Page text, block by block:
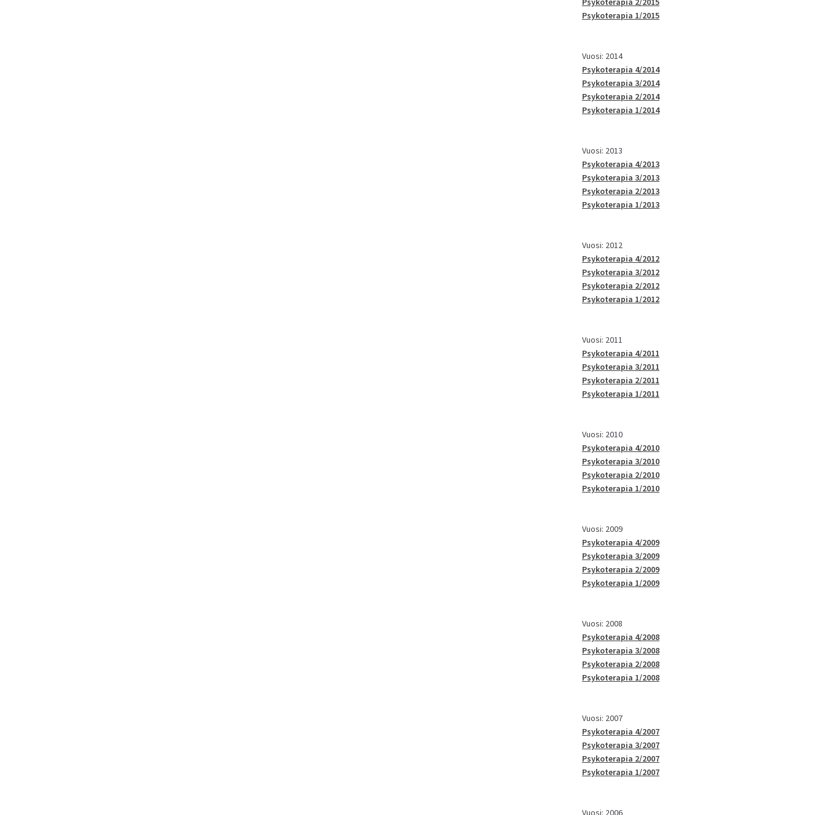
Psykoterapia 1/2015
Vuosi: 2014
Psykoterapia 4/2014
Psykoterapia 3/2014
Psykoterapia 2/2014
Psykoterapia 1/2014
Vuosi: 2013
Psykoterapia 4/2013
Psykoterapia 3/2013
Psykoterapia 2/2013
Psykoterapia 1/2013
Vuosi: 2012
Psykoterapia 4/2012
Psykoterapia 3/2012
Psykoterapia 2/2012
Psykoterapia 1/2012
Vuosi: 2011
Psykoterapia 4/2011
Psykoterapia 3/2011
Psykoterapia 2/2011
Psykoterapia 1/2011
Vuosi: 2010
Psykoterapia 4/2010
Psykoterapia 3/2010
Psykoterapia 2/2010
Psykoterapia 1/2010
Vuosi: 2009
Psykoterapia 4/2009
Psykoterapia 3/2009
Psykoterapia 2/2009
Psykoterapia 1/2009
Vuosi: 2008
Psykoterapia 4/2008
Psykoterapia 3/2008
Psykoterapia 2/2008
Psykoterapia 1/2008
Vuosi: 2007
Psykoterapia 4/2007
Psykoterapia 3/2007
Psykoterapia 2/2007
Psykoterapia 1/2007
Vuosi: 2006